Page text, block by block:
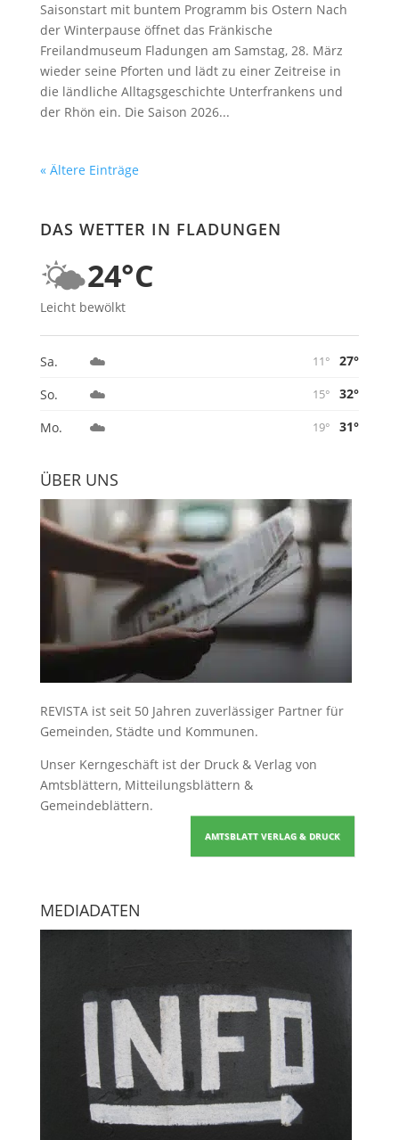
Saisonstart mit buntem Programm bis Ostern Nach
der Winterpause öffnet das Fränkische
Freilandmuseum Fladungen am Samstag, 28. März
wieder seine Pforten und lädt zu einer Zeitreise in
die ländliche Alltagsgeschichte Unterfrankens und
der Rhön ein. Die Saison 2026...
« Ältere Einträge
DAS WETTER IN FLADUNGEN
🌤️24°C
Leicht bewölkt
Sa. ☁️ 11°
27°
So.
☁️ 15°
32°
Mo.
☁️ 19° 31°
ÜBER UNS
REVISTA ist seit 50 Jahren zuverlässiger Partner für
Gemeinden, Städte und Kommunen.
Unser Kerngeschäft ist der Druck & Verlag von
Amtsblättern, Mitteilungsblättern &
Gemeindeblättern.
AMTSBLATT VERLAG & DRUCK
MEDIADATEN